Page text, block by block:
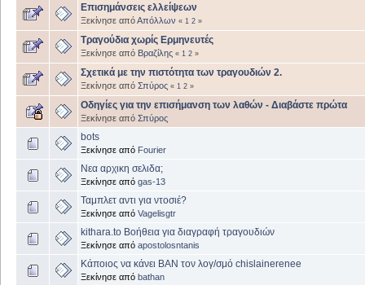
Επισημάνσεις ελλείψεων
Ξεκίνησε απόΑπόλλων « 1 2 »
Τραγούδια χωρίς Ερμηνευτές
Ξεκίνησε από Βραζίλης « 1 2 »
Σχετικά με την πιστότητα των τραγουδιών 2.
Ξεκίνησε από Σπύρος « 1 2 »
Οδηγίες για την επισήμανση των λαθών - Διαβάστε πρώτα
Ξεκίνησε από Σπύρος
bots
Ξεκίνησε από Fourier
Νεα αρχικη σελιδα;
Ξεκίνησε από gas-13
Ταμπλετ αντι για ντοσιέ?
Ξεκίνησε από Vagelisgtr
kithara.to Βοήθεια για διαγραφή τραγουδιών
Ξεκίνησε από apostolosntanis
Κάποιος να κάνει BAN τον λογ/σμό chislainerenee
Ξεκίνησε από bathan